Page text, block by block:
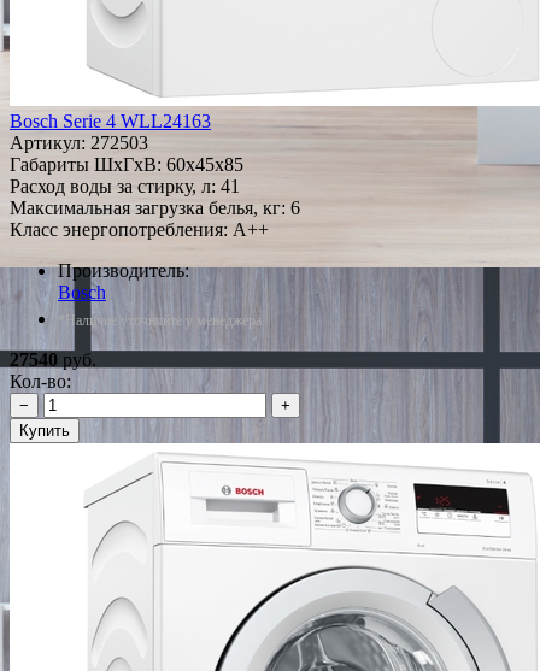
Bosch Serie 4 WLL24163
Артикул: 272503
Габариты ШxГxВ: 60x45x85
Расход воды за стирку, л: 41
Максимальная загрузка белья, кг: 6
Класс энергопотребления: A++
Производитель:
Bosch
*Наличие уточняйте у менеджера
27540 руб.
Кол-во:
−
+
Купить